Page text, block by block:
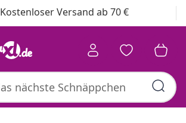
Kostenloser Versand ab 70 €